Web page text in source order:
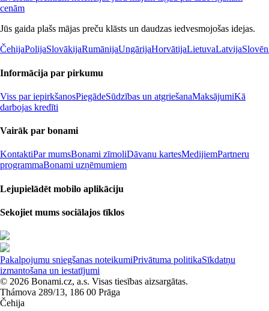
cenām
Jūs gaida plašs mājas preču klāsts un daudzas iedvesmojošas idejas.
ČehijaPolijaSlovākijaRumānijaUngārijaHorvātijaLietuvaLatvija
Informācija par pirkumu
Viss par iepirkšanosPiegādeSūdzības un atgriešanaMaksājumiKā
darbojas kredīti
Vairāk par bonami
KontaktiPar mumsBonami zīmoliDāvanu kartesMedijiemPartneru
programmaBonami uzņēmumiem
Lejupielādēt mobilo aplikāciju
Sekojiet mums sociālajos tīklos
Pakalpojumu sniegšanas noteikumiPrivātuma politikaSīkdatņu
izmantošana un iestatījumi
© 2026 Bonami.cz, a.s. Visas tiesības aizsargātas.
Thámova 289/13, 186 00 Prāga
Čehija